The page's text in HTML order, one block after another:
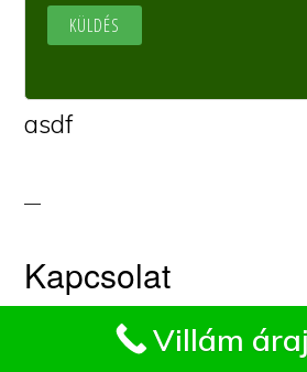
asdf
Kapcsolat
Villám